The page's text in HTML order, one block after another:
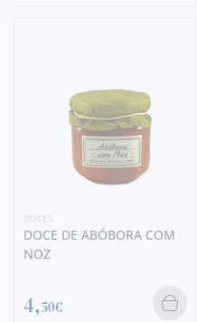
DOCES
DOCE DE ABÓBORA COM
NOZ
4,50€